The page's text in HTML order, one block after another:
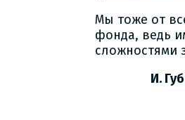
Мы тоже от
фонда, ведь
сложностями
И.